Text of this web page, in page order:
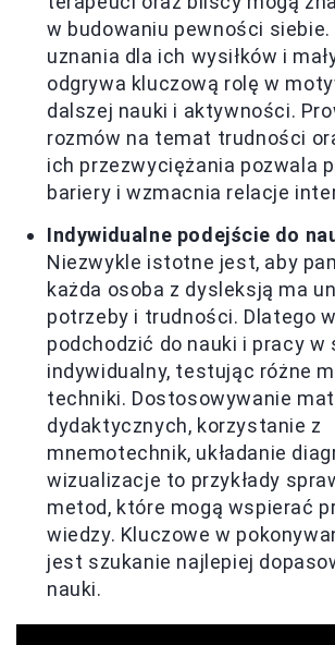
w budowaniu pewności siebie.
uznania dla ich wysiłków i
odgrywa kluczową rolę w
dalszej nauki i aktywności.
rozmów na temat trudności
ich przezwyciężania pozwala
bariery i wzmacnia relacje
Indywidualne podejście do
Niezwykle istotne jest, aby
każda osoba z dysleksją ma
potrzeby i trudności. Dlatego
podchodzić do nauki i pracy w
indywidualny, testując różne
techniki. Dostosowywanie
dydaktycznych, korzystanie z
mnemotechnik, układanie
wizualizacje to przykłady
metod, które mogą wspierać
wiedzy. Kluczowe w
jest szukanie najlepiej
nauki.